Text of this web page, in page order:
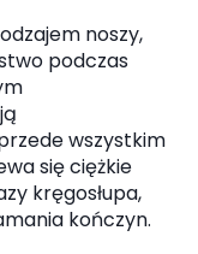
noszy,
podczas
wszystkim
się ciężkie
kręgosłupa,
kończyn.